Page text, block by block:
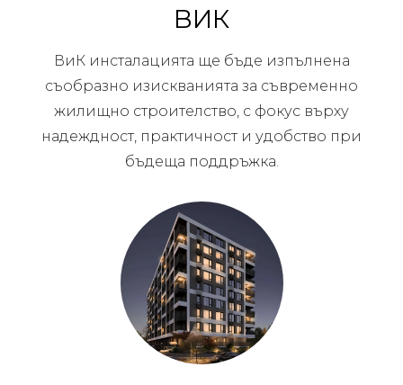
ВИК
ВиК инсталацията ще бъде изпълнена
съобразно изискванията за съвременно
жилищно строителство, с фокус върху
надеждност, практичност и удобство при
бъдеща поддръжка.